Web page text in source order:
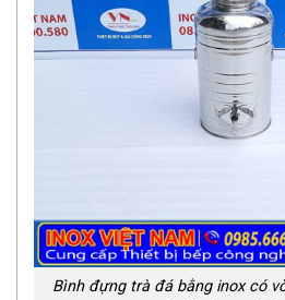
Bình đựng trà đá bằng inox có